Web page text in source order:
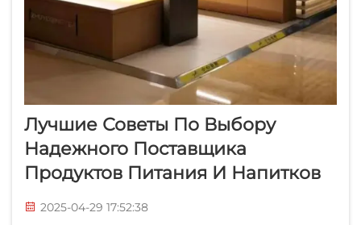
Лучшие Советы По Выбору
Надежного Поставщика
Продуктов Питания И Напитков
2025-04-29 17:52:38